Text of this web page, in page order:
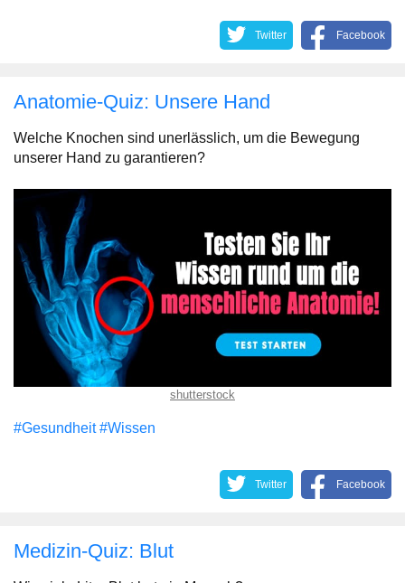
Twitter Facebook
Anatomie-Quiz: Unsere Hand
Welche Knochen sind unerlässlich, um die Bewegung
unserer Hand zu garantieren?
shutterstock
#Gesundheit #Wissen
Twitter Facebook
Medizin-Quiz: Blut